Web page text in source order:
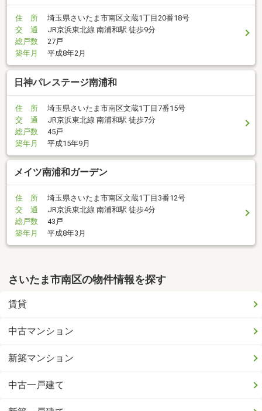
住 所
埼玉県さいたま市南区文蔵1丁目20番18号
交 通
JR京浜東北線 南浦和駅 徒歩9分
総戸数
27戸
築年月
平成8年2月
日神パレステージ南浦和
住 所
埼玉県さいたま市南区文蔵1丁目7番15号
交 通
JR京浜東北線 南浦和駅 徒歩7分
総戸数
45戸
築年月
平成15年9月
メイツ南浦和ガーデン
住 所
埼玉県さいたま市南区文蔵1丁目3番12号
交 通
JR京浜東北線 南浦和駅 徒歩4分
総戸数
43戸
築年月
平成8年3月
さいたま市南区の物件情報を探す
賃貸
中古マンション
新築マンション
中古一戸建て